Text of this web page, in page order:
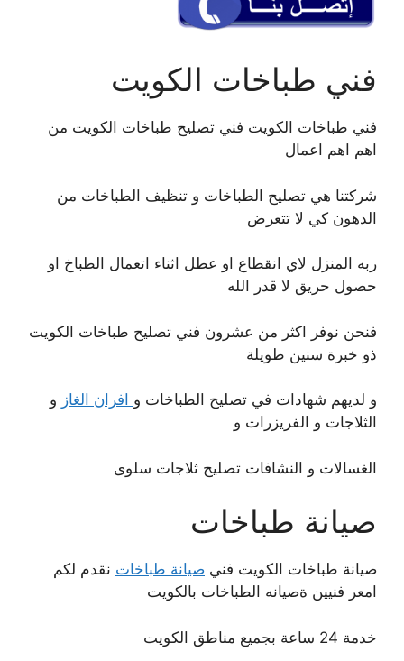
فني طباخات الكويت
فني طباخات الكويت فني تصليح طباخات الكويت من
اهم اهم اعمال
شركتنا هي تصليح الطباخات و تنظيف الطباخات من
الدهون كي لا تتعرض
ربه المنزل لاي انقطاع او عطل اثناء اتعمال الطباخ او
حصول حريق لا قدر الله
فنحن نوفر اكثر من عشرون فني تصليح طباخات الكويت
ذو خبرة سنين طويلة
و لديهم شهادات في تصليح الطباخات و افران الغاز و
الثلاجات و الفريزرات و
الغسالات و النشافات تصليح ثلاجات سلوى
صيانة طباخات
صيانة طباخات الكويت فني صيانة طباخات نقدم لكم
امعر فنيين ةصيانه الطباخات بالكويت
خدمة 24 ساعة بجميع مناطق الكويت